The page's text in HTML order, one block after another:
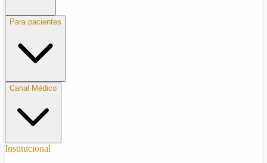
Para pacientes
Canal Médico
Institucional